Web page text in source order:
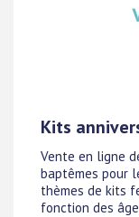
Kits
Vente en ligne
baptêmes pour
thèmes de kits
fonction des